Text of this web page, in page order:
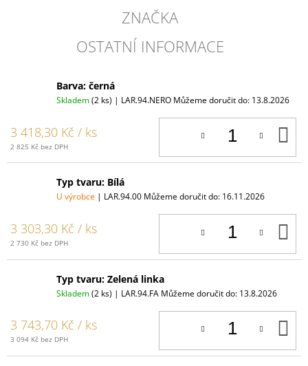
ZNAČKA
OSTATNÍ INFORMACE
Barva: černá
Skladem(2 ks) | LAR.94.NERO Můžeme doručit do: 13.8.2026
3 418,30 Kč / ks
2 825 Kč bez DPH
Typ tvaru: Bílá
U výrobce | LAR.94.00 Můžeme doručit do: 16.11.2026
3 303,30 Kč / ks
2 730 Kč bez DPH
Typ tvaru: Zelená linka
Skladem(2 ks) | LAR.94.FA Můžeme doručit do: 13.8.2026
3 743,70 Kč / ks
3 094 Kč bez DPH